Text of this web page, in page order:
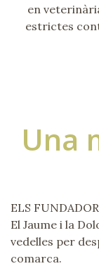
en
estrictes
Una
ELS
El Jaume i la
vedelles per
comarca.